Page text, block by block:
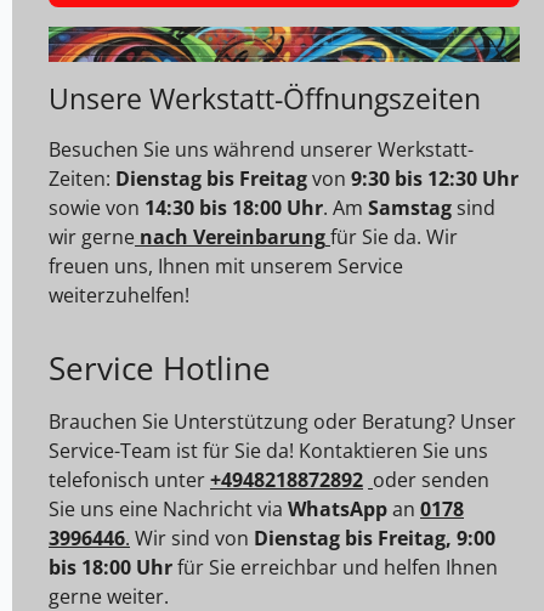
Unsere Werkstatt-Öffnungszeiten
Besuchen Sie uns während unserer Werkstatt-
Zeiten: Dienstag bis Freitagvon 9:30 bis 12:30 Uhr
sowie von 14:30 bis 18:00 Uhr. Am Samstag sind
wir gerne nach Vereinbarungfür Sie da. Wir
freuen uns, Ihnen mit unserem Service
weiterzuhelfen!
Service Hotline
Brauchen Sie Unterstützung oder Beratung? Unser
Service-Team ist für Sie da! Kontaktieren Sie uns
telefonisch unter+4948218872892 oder senden
Sie uns eine Nachricht via WhatsAppan 0178
3996446. Wir sind von Dienstag bis Freitag, 9:00
bis 18:00 Uhrfür Sie erreichbar und helfen Ihnen
gerne weiter.